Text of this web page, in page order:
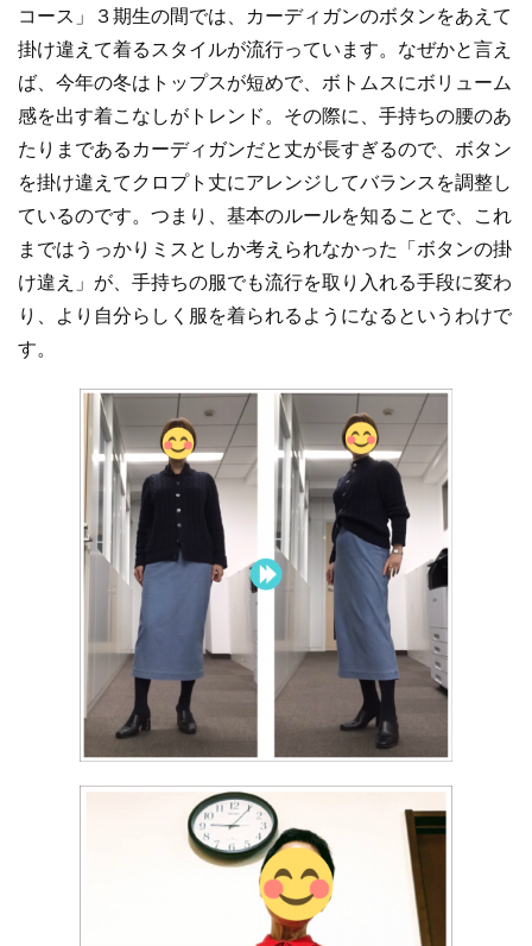
コース」３期生の間では、カーディガンのボタンをあえて
掛け違えて着るスタイルが流行っています。なぜかと言え
ば、今年の冬はトップスが短めで、ボトムスにボリューム
感を出す着こなしがトレンド。その際に、手持ちの腰のあ
たりまであるカーディガンだと丈が長すぎるので、ボタン
を掛け違えてクロプト丈にアレンジしてバランスを調整し
ているのです。つまり、基本のルールを知ることで、これ
まではうっかりミスとしか考えられなかった「ボタンの掛
け違え」が、手持ちの服でも流行を取り入れる手段に変わ
り、より自分らしく服を着られるようになるというわけで
す。